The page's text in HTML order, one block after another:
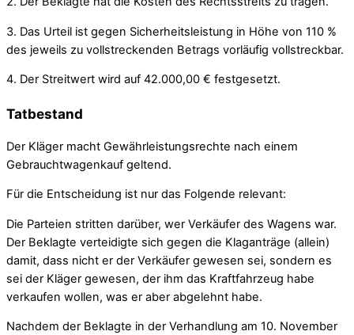
3. Das Urteil ist gegen Sicherheitsleistung in Höhe von 110 %
des jeweils zu vollstreckenden Betrags vorläufig vollstreckbar.
4. Der Streitwert wird auf 42.000,00 € festgesetzt.
Tatbestand
Der Kläger macht Gewährleistungsrechte nach einem
Gebrauchtwagenkauf geltend.
Für die Entscheidung ist nur das Folgende relevant:
Die Parteien stritten darüber, wer Verkäufer des Wagens war.
Der Beklagte verteidigte sich gegen die Klaganträge (allein)
damit, dass nicht er der Verkäufer gewesen sei, sondern es
sei der Kläger gewesen, der ihm das Kraftfahrzeug habe
verkaufen wollen, was er aber abgelehnt habe.
Nachdem der Beklagte in der Verhandlung am 10. November